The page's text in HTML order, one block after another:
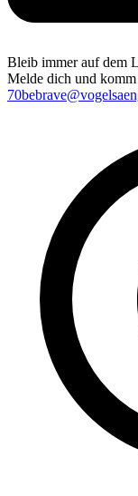
Bleib immer auf dem
Melde dich und
70